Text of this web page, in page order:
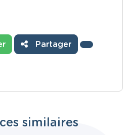
Partager
similaires